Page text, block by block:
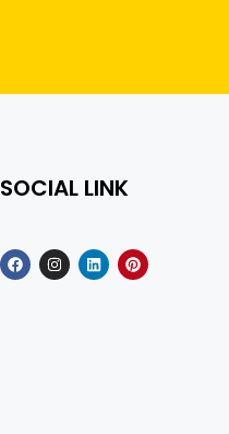
SOCIAL LINK